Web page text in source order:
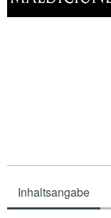
Inhaltsangabe